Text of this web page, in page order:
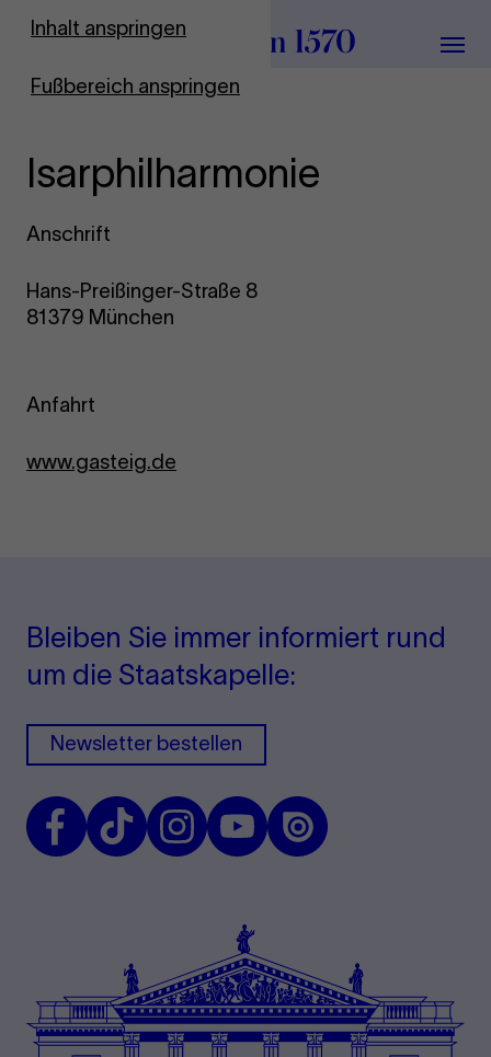
Inhalt anspringen
Fußbereich anspringen
Zur Startseite
Menü
Isarphilharmonie
Anschrift
Hans-Preißinger-Straße 8
81379 München
Anfahrt
www.gasteig.de
Bleiben Sie immer informiert rund
um die Staatskapelle:
Newsletter bestellen
FacebookTikTokInstagramYoutubeIssuu